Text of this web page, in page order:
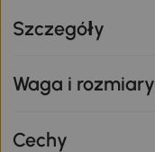
Szczegóły
Waga i rozmiary
Cechy